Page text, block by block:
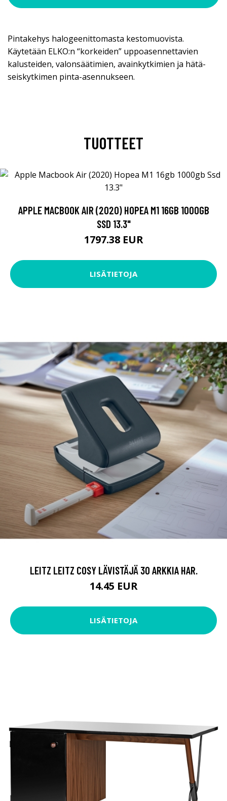
Pintakehys halogeenittomasta kestomuovista.
Käytetään ELKO:n “korkeiden” uppoasennettavien
kalusteiden, valonsäätimien, avainkytkimien ja hätä-
seiskytkimen pinta-asennukseen.
TUOTTEET
APPLE MACBOOK AIR (2020) HOPEA M1 16GB 1000GB
SSD 13.3"
1797.38 EUR
LISÄTIETOJA
LEITZ LEITZ COSY LÄVISTÄJÄ 30 ARKKIA HAR.
14.45 EUR
LISÄTIETOJA